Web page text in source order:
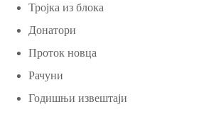
Тројка из блока
Донатори
Проток новца
Рачуни
Годишњи извештаји